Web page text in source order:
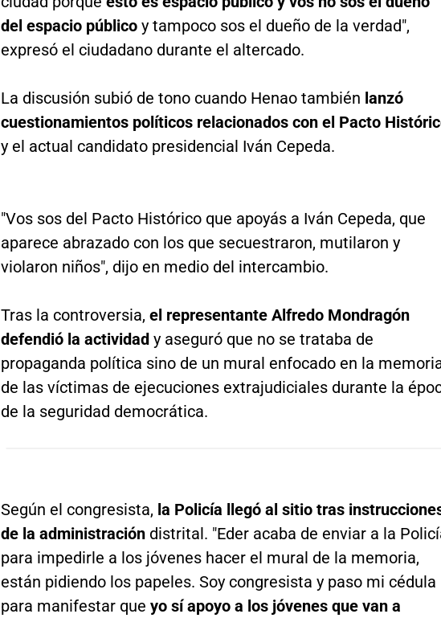
del espacio públicoy tampoco sos el dueño de la verdad",
expresó el ciudadano durante el altercado.
La discusión subió de tono cuando Henao también lanzó
cuestionamientos políticos relacionados con el Pacto
y el actual candidato presidencial Iván Cepeda.
"Vos sos del Pacto Histórico que apoyás a Iván Cepeda, que
aparece abrazado con los que secuestraron, mutilaron y
violaron niños", dijo en medio del intercambio.
Tras la controversia, el representante Alfredo Mondragón
defendió la actividad y aseguró que no se trataba de
propaganda política sino de un mural enfocado en la
de las víctimas de ejecuciones extrajudiciales durante la
de la seguridad democrática.
Según el congresista, la Policía llegó al sitio tras
de la administracióndistrital. "Eder acaba de enviar a la
para impedirle a los jóvenes hacer el mural de la memoria,
están pidiendo los papeles. Soy congresista y paso mi cédula
para manifestar que yo sí apoyo a los jóvenes que van a